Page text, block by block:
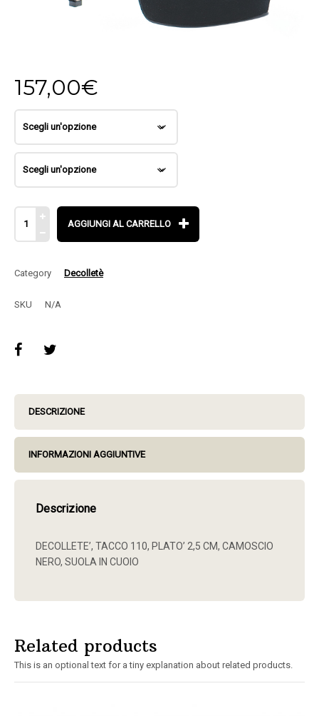
157,00€
AGGIUNGI AL CARRELLO
Category Decolletè
SKU N/A
DESCRIZIONE
INFORMAZIONI AGGIUNTIVE
Descrizione
DECOLLETE’, TACCO 110, PLATO’ 2,5 CM, CAMOSCIO
NERO, SUOLA IN CUOIO
Related products
This is an optional text for a tiny explanation about related products.